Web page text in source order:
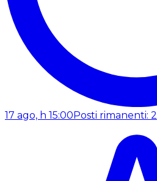
17 ago, h 15:00 Posti rimanenti: 2